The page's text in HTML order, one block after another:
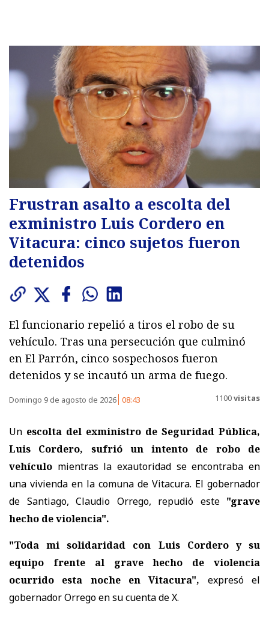
Frustran asalto a escolta del
exministro Luis Cordero en
Vitacura: cinco sujetos fueron
detenidos
El funcionario repelió a tiros el robo de su
vehículo. Tras una persecución que culminó
en El Parrón, cinco sospechosos fueron
detenidos y se incautó un arma de fuego.
Domingo 9 de agosto de 2026 08:43 1100visitas
Un escolta del exministro de Seguridad Pública,
Luis Cordero, sufrió un intento de robo de
vehículo mientras la exautoridad se encontraba en
una vivienda en la comuna de Vitacura. El gobernador
de Santiago, Claudio Orrego, repudió este"grave
hecho de violencia".
"Toda mi solidaridad con Luis Cordero y su
equipo frente al grave hecho de violencia
ocurrido esta noche en Vitacura", expresó el
gobernador Orrego en su cuenta de X.